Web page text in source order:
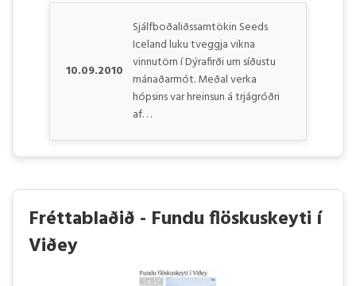
10.09.2010
Sjálfboðaliðssamtökin Seeds
Iceland luku tveggja vikna
vinnutörn í Dýrafirði um síðustu
mánaðarmót. Meðal verka
hópsins var hreinsun á trjágróðri
af. . .
Fréttablaðið - Fundu flöskuskeyti í
Viðey